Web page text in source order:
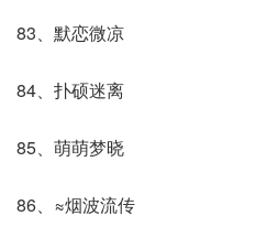
83、默恋微凉
84、扑硕迷离
85、萌萌梦晓
86、≈烟波流传